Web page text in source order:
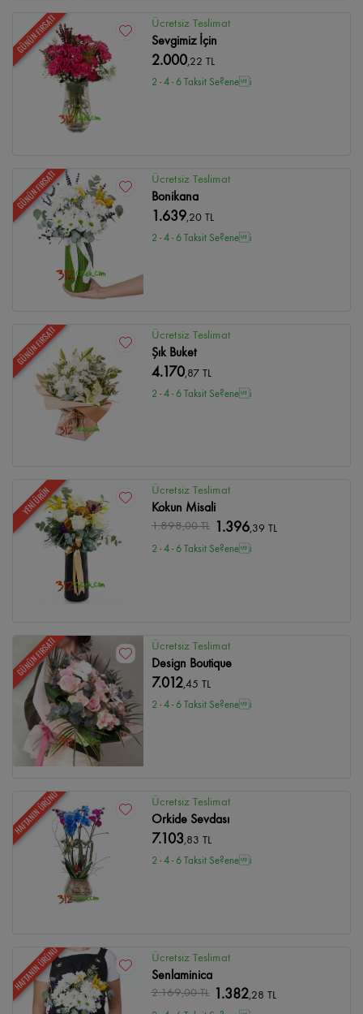
GÜNÜN FIRSATI Ücretsiz Teslimat
Sevgimiz İçin
2.000,22 TL
2 - 4 - 6 Taksit Se?enei
GÜNÜN FIRSATI Ücretsiz Teslimat
Bonikana
1.639,20 TL
2 - 4 - 6 Taksit Se?enei
GÜNÜN FIRSATI Ücretsiz Teslimat
Şık Buket
4.170,87 TL
2 - 4 - 6 Taksit Se?enei
YENİ ÜRÜN Ücretsiz Teslimat
Kokun Misali
1.898,00 TL 1.396,39 TL
2 - 4 - 6 Taksit Se?enei
GÜNÜN FIRSATI Ücretsiz Teslimat
Design Boutique
7.012,45 TL
2 - 4 - 6 Taksit Se?enei
HAFTANIN ÜRÜNÜ Ücretsiz Teslimat
Orkide Sevdası
7.103,83 TL
2 - 4 - 6 Taksit Se?enei
HAFTANIN ÜRÜNÜ Ücretsiz Teslimat
Senlaminica
2.169,00 TL 1.382,28 TL